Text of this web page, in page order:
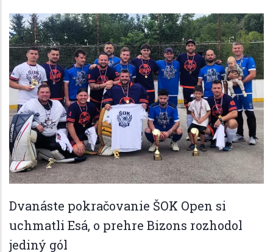
Dvanáste pokračovanie ŠOK Open si
uchmatli Esá, o prehre Bizons rozhodol
jediný gól